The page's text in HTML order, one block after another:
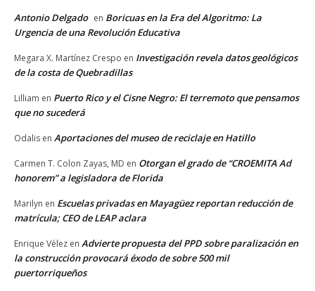
Antonio Delgado en Boricuas en la Era del Algoritmo: La
Urgencia de una Revolución Educativa
Megara X. Martínez Crespo en Investigación revela datos geológicos
de la costa de Quebradillas
Lilliam en Puerto Rico y el Cisne Negro: El terremoto que pensamos
que no sucederá
Odalis en Aportaciones del museo de reciclaje en Hatillo
Carmen T. Colon Zayas, MD en Otorgan el grado de “CROEMITA Ad
honorem” a legisladora de Florida
Marilyn en Escuelas privadas en Mayagüez reportan reducción de
matrícula; CEO de LEAP aclara
Enrique Vélez en Advierte propuesta del PPD sobre paralización en
la construcción provocará éxodo de sobre 500 mil
puertorriqueños